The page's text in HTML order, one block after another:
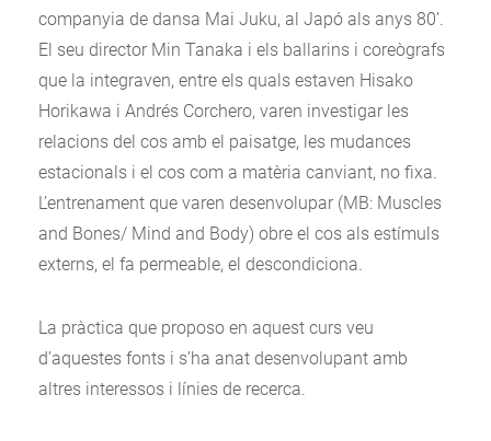
companyia de dansa Mai Juku, al Japó als anys 80’.
El seu director Min Tanaka i els ballarins i coreògrafs
que la integraven, entre els quals estaven Hisako
Horikawa i Andrés Corchero, varen investigar les
relacions del cos amb el paisatge, les mudances
estacionals i el cos com a matèria canviant, no fixa.
L’entrenament que varen desenvolupar (MB: Muscles
and Bones/ Mind and Body) obre el cos als estímuls
externs, el fa permeable, el descondiciona.
La pràctica que proposo en aquest curs veu
d’aquestes fonts i s’ha anat desenvolupant amb
altres interessos i línies de recerca.